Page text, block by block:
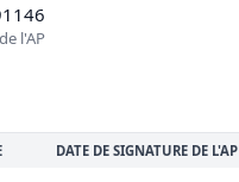
l'AP
DATE DE SIGNATURE DE L'AP